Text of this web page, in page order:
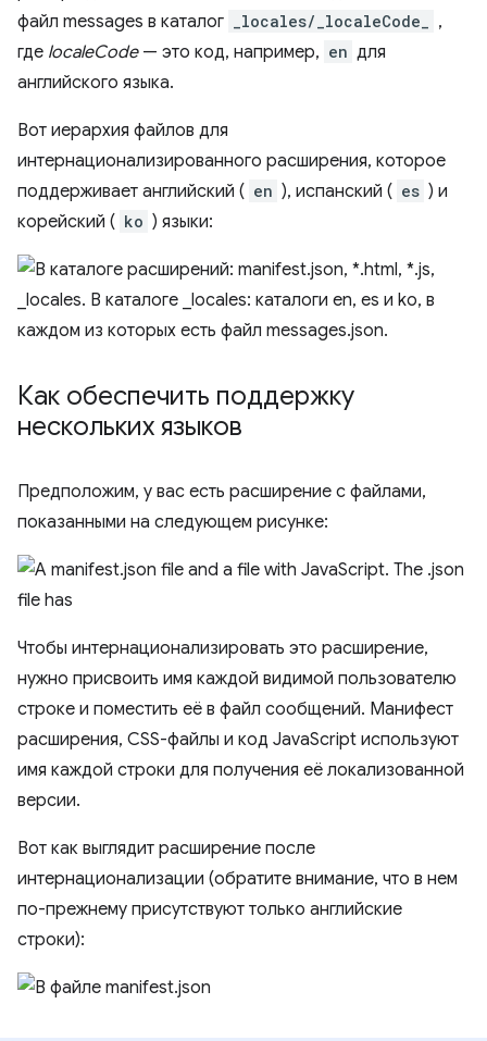
файл messages в каталог
_locales/_localeCode_
,
где localeCode— это код, например, en для
английского языка.
Вот иерархия файлов для
интернационализированного расширения, которое
поддерживает английский ( en ), испанский ( es ) и
корейский ( ko ) языки:
Как обеспечить поддержку
нескольких языков
Предположим, у вас есть расширение с файлами,
показанными на следующем рисунке:
Чтобы интернационализировать это расширение,
нужно присвоить имя каждой видимой пользователю
строке и поместить её в файл сообщений. Манифест
расширения, CSS-файлы и код JavaScript используют
имя каждой строки для получения её локализованной
версии.
Вот как выглядит расширение после
интернационализации (обратите внимание, что в нем
по-прежнему присутствуют только английские
строки):